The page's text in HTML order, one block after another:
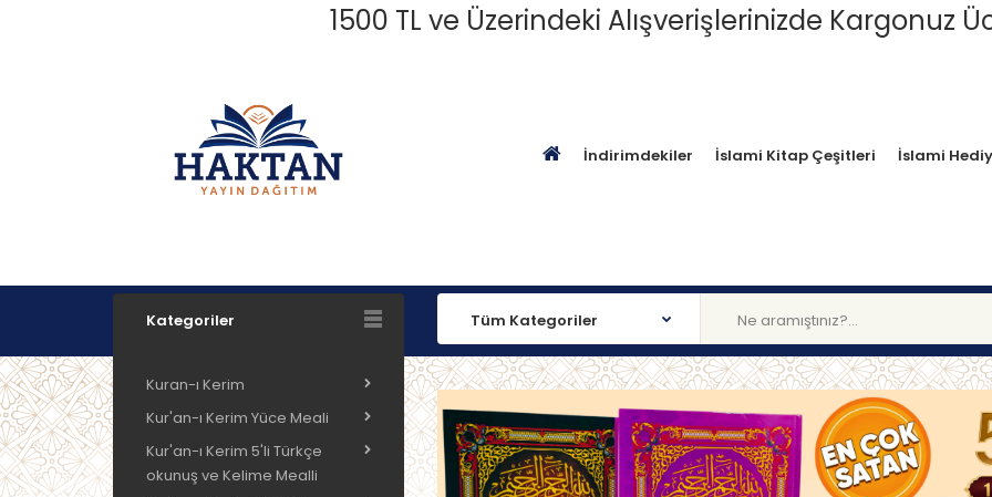
1500 TL ve Üzerindeki Alışverişlerinizde Kargonuz
İndirimdekiler İslami Kitap Çeşitleri İslami
Kategoriler
Kuran-ı Kerim
Kur'an-ı Kerim Yüce Meali
Kur'an-ı Kerim 5'li Türkçe
okunuş ve Kelime Mealli